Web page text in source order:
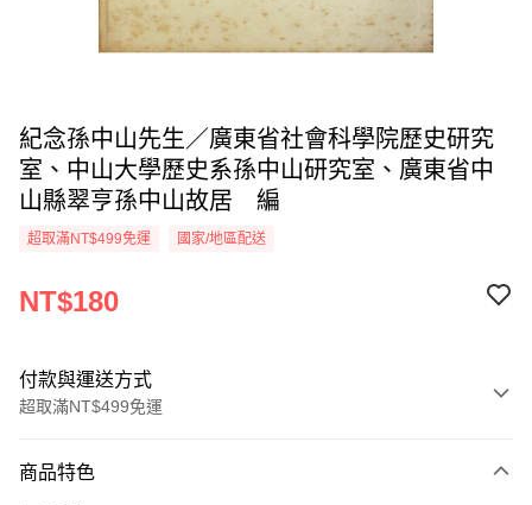
紀念孫中山先生／廣東省社會科學院歷史研究
室、中山大學歷史系孫中山研究室、廣東省中
山縣翠亨孫中山故居 編
超取滿NT$499免運 國家/地區配送
NT$180
付款與運送方式
超取滿NT$499免運
信用卡一次付款
商品特色